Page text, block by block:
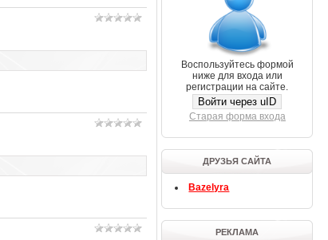
Воспользуйтесь формой
ниже для входа или
регистрации на сайте.
Войти через uID
Старая форма входа
ДРУЗЬЯ САЙТА
Bazelyra
РЕКЛАМА